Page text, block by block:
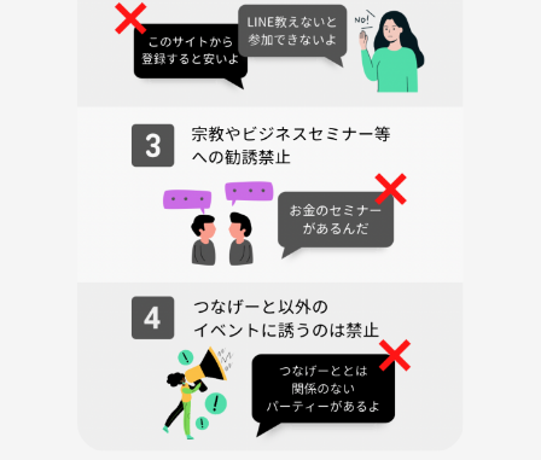
イベント参加費（ここでの事前決済）
＋現地での飲食代です。（4000円程度かと）
遅刻したから安くなることはございませんのでご了承ください。
コスパの良さそうな居酒屋予定です。
私たちのサークルは、アラサーになって痩せづらさや疲れやすさ笑
を感じてきた約同年代の仲間たちで繋がれたら良いな〜とゆるい思いか